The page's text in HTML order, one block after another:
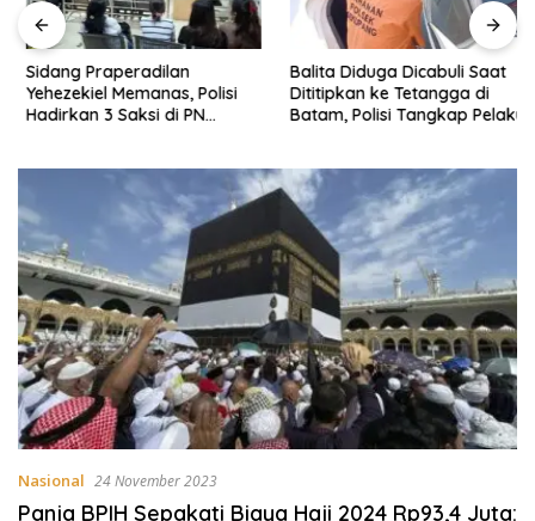
Sidang Praperadilan
Yehezekiel Memanas, Polisi
Hadirkan 3 Saksi di PN
Balita Diduga Dicabuli Saat
Dititipkan ke Tetangga di
Batam, Polisi Tangkap Pelaku
Nasional 24 November 2023
Panja BPIH Sepakati Biaya Haji 2024 Rp93,4 Juta: